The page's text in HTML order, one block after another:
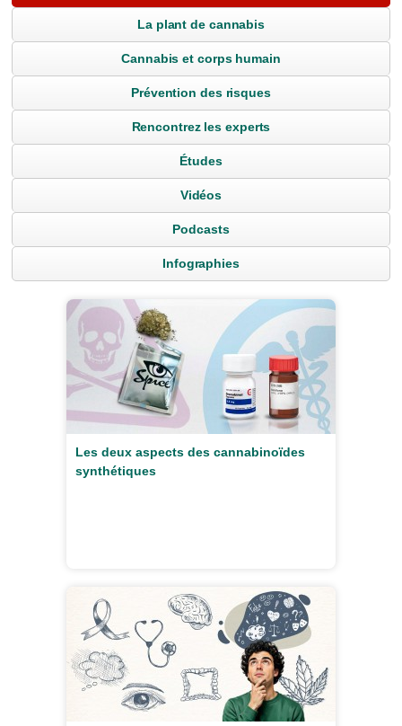
La plant de cannabis
Cannabis et corps humain
Prévention des risques
Rencontrez les experts
Études
Vidéos
Podcasts
Infographies
Les deux aspects des cannabinoïdes
synthétiques